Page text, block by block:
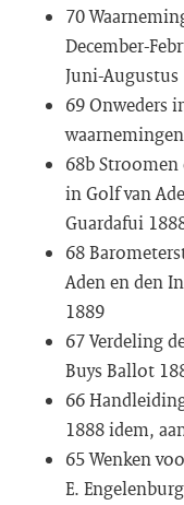
70
December-
Juni-Augustus
69 Onweders
68b Stroomen
in Golf van
Guardafui
68
Aden en den
1889
67 Verdeling
Buys Ballot
66
1888 idem,
65 Wenken
E.